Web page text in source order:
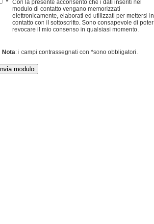
* Con la presente acconsento che i dati inseriti nel
modulo di contatto vengano memorizzati
elettronicamente, elaborati ed utilizzati per mettersi in
contatto con il sottoscritto. Sono consapevole di poter
revocare il mio consenso in qualsiasi momento.
Nota : i campi contrassegnati con*sono obbligatori.